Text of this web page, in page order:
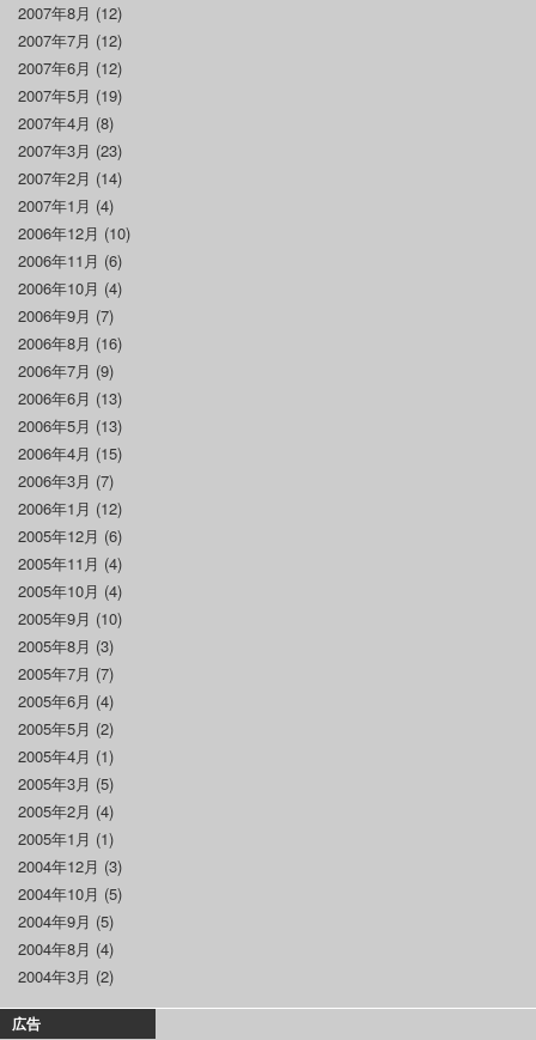
2007年8月 (12)
2007年7月 (12)
2007年6月 (12)
2007年5月 (19)
2007年4月 (8)
2007年3月 (23)
2007年2月 (14)
2007年1月 (4)
2006年12月 (10)
2006年11月 (6)
2006年10月 (4)
2006年9月 (7)
2006年8月 (16)
2006年7月 (9)
2006年6月 (13)
2006年5月 (13)
2006年4月 (15)
2006年3月 (7)
2006年1月 (12)
2005年12月 (6)
2005年11月 (4)
2005年10月 (4)
2005年9月 (10)
2005年8月 (3)
2005年7月 (7)
2005年6月 (4)
2005年5月 (2)
2005年4月 (1)
2005年3月 (5)
2005年2月 (4)
2005年1月 (1)
2004年12月 (3)
2004年10月 (5)
2004年9月 (5)
2004年8月 (4)
2004年3月 (2)
広告